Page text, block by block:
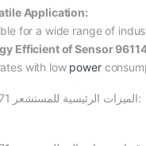
Application:
for a wide range of
Efficient of Sensor
with low power
الميزات الرئيسية للمستشعر 9611411771: